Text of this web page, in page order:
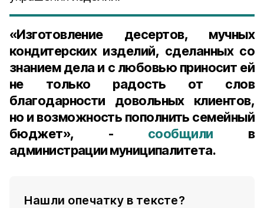
«Изготовление десертов, мучных
кондитерских изделий, сделанных со
знанием дела и с любовью приносит ей
не только радость от слов
благодарности довольных клиентов,
но и возможность пополнить семейный
бюджет», - сообщили в
администрации муниципалитета.
Нашли опечатку в тексте?